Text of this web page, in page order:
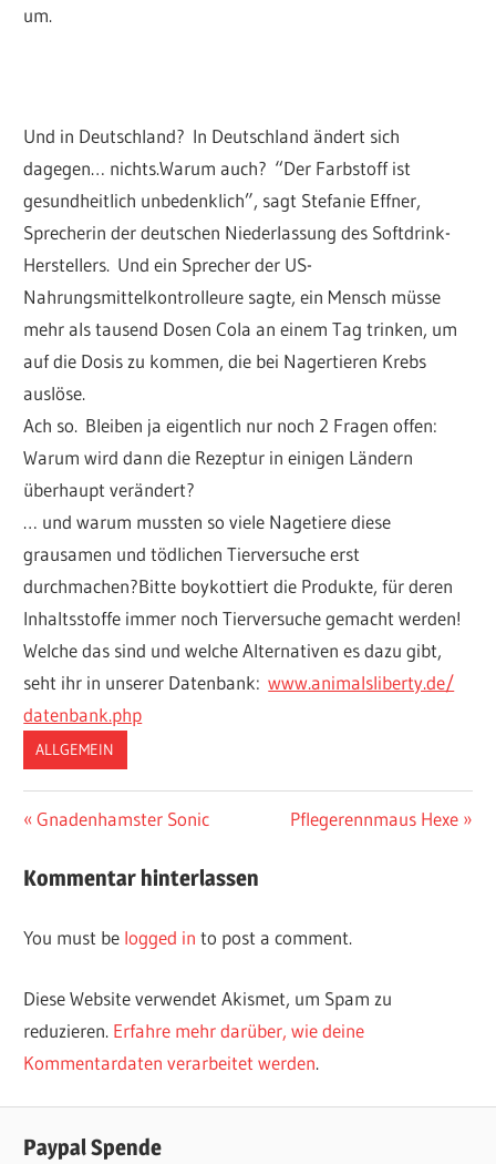
um.
Und in Deutschland? In Deutschland ändert sich
dagegen… nichts.Warum auch? “Der Farbstoff ist
gesundheitlich unbedenklich”, sagt Stefanie Effner,
Sprecherin der deutschen Niederlassung des Softdrink-
Herstellers. Und ein Sprecher der US-
Nahrungsmittelkontrolleure sagte, ein Mensch müsse
mehr als tausend Dosen Cola an einem Tag trinken, um
auf die Dosis zu kommen, die bei Nagertieren Krebs
auslöse.
Ach so. Bleiben ja eigentlich nur noch 2 Fragen offen:
Warum wird dann die Rezeptur in einigen Ländern
überhaupt verändert?
… und warum mussten so viele Nagetiere diese
grausamen und tödlichen Tierversuche erst
durchmachen?Bitte boykottiert die Produkte, für deren
Inhaltsstoffe immer noch Tierversuche gemacht werden!
Welche das sind und welche Alternativen es dazu gibt,
seht ihr in unserer Datenbank:www.animalsliberty.de/
datenbank.php
ALLGEMEIN
navigation
Vorheriger
Gnadenhamster Sonic
Nächster
Pflegerennmaus Hexe
Kommentar hinterlassen
You must be logged in to post a comment.
Diese Website verwendet Akismet, um Spam zu
reduzieren. Erfahre mehr darüber, wie deine
Kommentardaten verarbeitet werden.
Paypal Spende